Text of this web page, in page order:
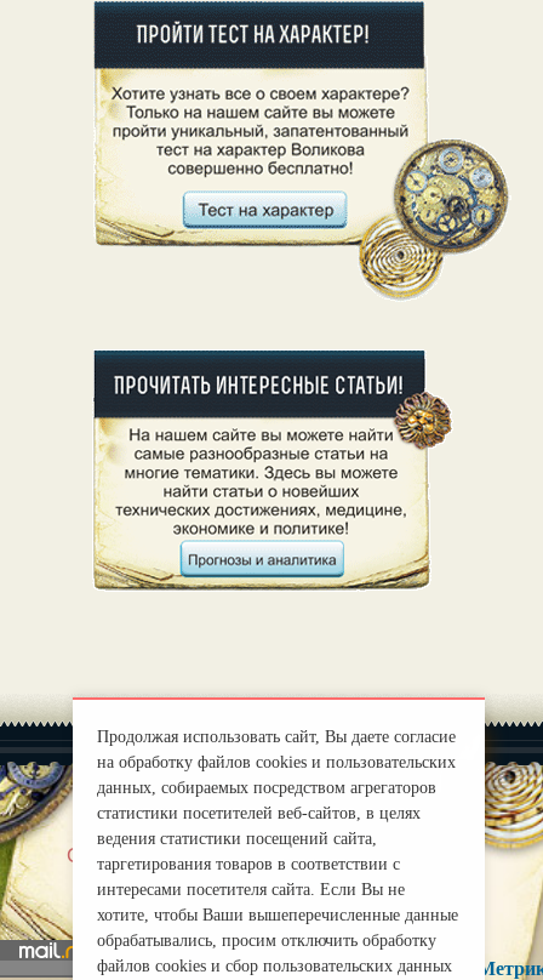
О нас |
Правила
mirprognoz@mail.ru
Продолжая использовать сайт, Вы даете согласие
на обработку файлов cookies и пользовательских
данных, собираемых посредством агрегаторов
статистики посетителей веб-сайтов, в целях
ведения статистики посещений сайта,
таргетирования товаров в соответствии с
интересами посетителя сайта. Если Вы не
хотите, чтобы Ваши вышеперечисленные данные
обрабатывались, просим отключить обработку
файлов cookies и сбор пользовательских данных